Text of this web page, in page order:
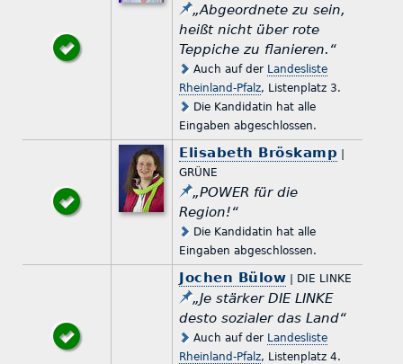
„Abgeordnete zu sein,
heißt nicht über rote
Teppiche zu flanieren.“
Auch auf der Landesliste
Rheinland-Pfalz, Listenplatz 3.
Die Kandidatin hat alle
Eingaben abgeschlossen.
Elisabeth Bröskamp |
GRÜNE
„POWER für die
Region!“
Die Kandidatin hat alle
Eingaben abgeschlossen.
Jochen Bülow | DIE LINKE
„Je stärker DIE LINKE
desto sozialer das Land“
Auch auf der Landesliste
Rheinland-Pfalz, Listenplatz 4.